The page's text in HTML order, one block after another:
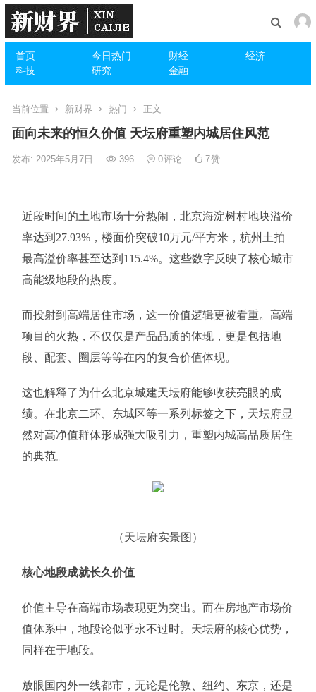
首页 今日热门 财经
经济
科技
研究 金融
当前位置 新财界 热门 正文
面向未来的恒久价值 天坛府重塑内城居住风范
发布: 2025年5月7日 396 0评论 7赞
近段时间的土地市场十分热闹，北京海淀树村地块溢价
率达到27.93%，楼面价突破10万元/平方米，杭州土拍
最高溢价率甚至达到115.4%。这些数字反映了核心城市
高能级地段的热度。
而投射到高端居住市场，这一价值逻辑更被看重。高端
项目的火热，不仅仅是产品品质的体现，更是包括地
段、配套、圈层等等在内的复合价值体现。
这也解释了为什么北京城建天坛府能够收获亮眼的成
绩。在北京二环、东城区等一系列标签之下，天坛府显
然对高净值群体形成强大吸引力，重塑内城高品质居住
的典范。
（天坛府实景图）
核心地段成就长久价值
价值主导在高端市场表现更为突出。而在房地产市场价
值体系中，地段论似乎永不过时。天坛府的核心优势，
同样在于地段。
放眼国内外一线都市，无论是伦敦、纽约、东京，还是